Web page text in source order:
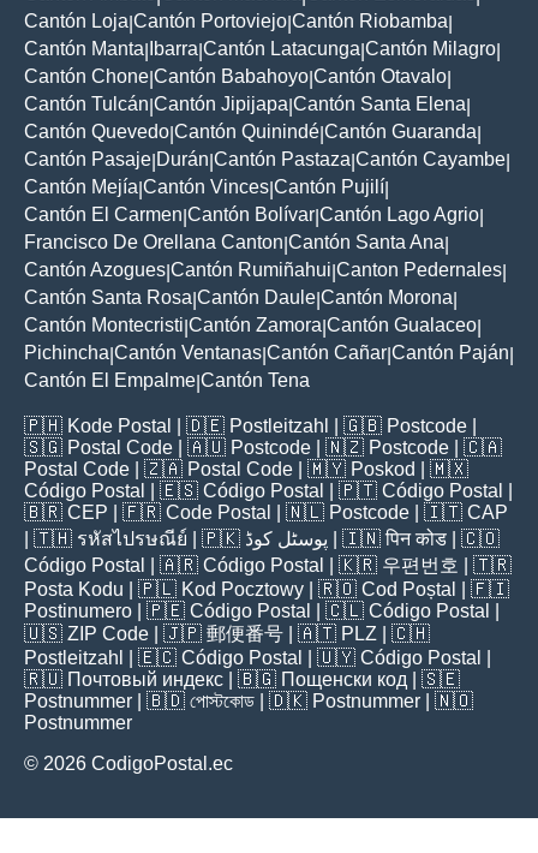
Cantón Loja Cantón Portoviejo Cantón Riobamba
Cantón Manta
Ibarra Cantón Latacunga Cantón Milagro
Cantón Chone Cantón Babahoyo Cantón Otavalo
Cantón Tulcán Cantón Jipijapa Cantón Santa Elena
Cantón Quevedo Cantón Quinindé Cantón Guaranda
Cantón Pasaje Durán Cantón Pastaza Cantón Cayambe
Cantón Mejía Cantón Vinces Cantón Pujilí
Cantón El Carmen Cantón Bolívar Cantón Lago Agrio
Francisco De Orellana Canton Cantón Santa Ana
Cantón Azogues Cantón Rumiñahui Canton Pedernales
Cantón Santa Rosa Cantón Daule Cantón Morona
Cantón Montecristi Cantón Zamora Cantón Gualaceo
Pichincha Cantón Ventanas Cantón Cañar Cantón Paján
Cantón El Empalme Cantón Tena
🇵🇭 Kode Postal | 🇩🇪 Postleitzahl | 🇬🇧 Postcode
🇸🇬 Postal Code | 🇦🇺 Postcode | 🇳🇿 Postcode | 🇨🇦
Postal Code | 🇿🇦 Postal Code | 🇲🇾 Poskod
| 🇲🇽
Código Postal
| 🇪🇸 Código Postal | 🇵🇹 Código Postal
🇧🇷 CEP | 🇫🇷 Code Postal | 🇳🇱 Postcode | 🇮🇹 CAP
| 🇹🇭 รหัสไปรษณีย์ | 🇵🇰 پوسٹل کوڈ | 🇮🇳पिन कोड | 🇨🇴
Código Postal
| 🇦🇷 Código Postal | 🇰🇷 우편번호
| 🇹🇷
Posta Kodu | 🇵🇱 Kod Pocztowy | 🇷🇴 Cod Poștal
| 🇫🇮
Postinumero | 🇵🇪 Código Postal | 🇨🇱 Código Postal
🇺🇸 ZIP Code | 🇯🇵 郵便番号 | 🇦🇹 PLZ | 🇨🇭
Postleitzahl
| 🇪🇨 Código Postal | 🇺🇾 Código Postal
🇷🇺 Почтовый индекс | 🇧🇬 Пощенски код | 🇸🇪
Postnummer | 🇧🇩 পোস্টকোড | 🇩🇰 Postnummer | 🇳🇴
Postnummer
© 2026 CodigoPostal.ec